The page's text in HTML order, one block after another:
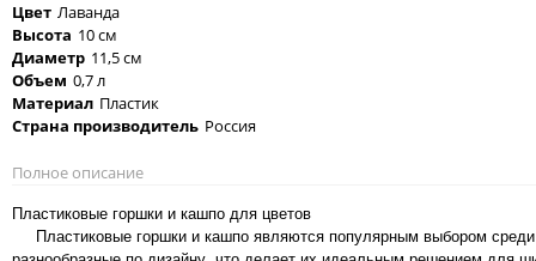
Цвет Лаванда
Высота 10 см
Диаметр 11,5 см
Объем 0,7 л
Материал Пластик
Страна производитель Россия
Полное описание
Пластиковые горшки и кашпо для цветов
Пластиковые горшки и кашпо являются популярным выбором